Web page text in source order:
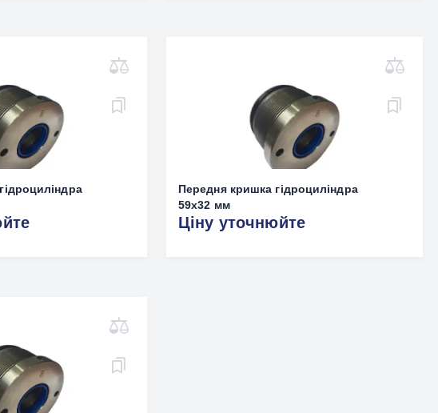
Передня кришка гідроциліндра
59х32 мм
Ціну уточнюйте